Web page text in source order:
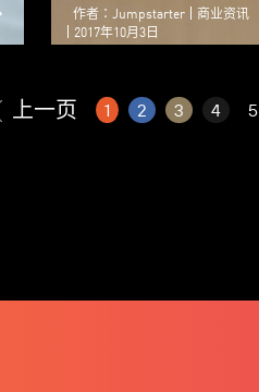
作者：Jumpstarter
商业资讯
2017年10月3日
上一页 1 2 3 4 5